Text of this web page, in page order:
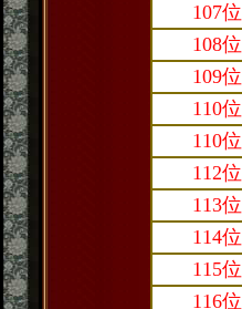
107位
108位
109位
110位
110位
112位
113位
114位
115位
116位